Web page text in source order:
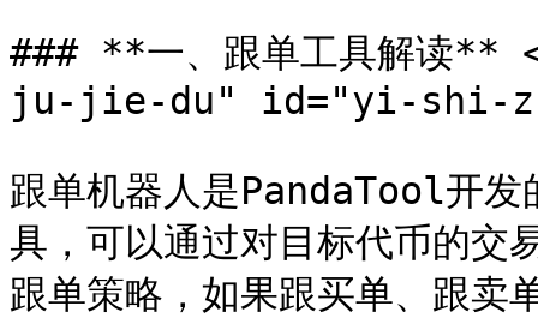
### **一、跟单工具解
ju-jie-du" id="yi-shi-
跟单机器人是PandaTool开发
具，可以通过对目标代币的交
跟单策略，如果跟买单、跟卖